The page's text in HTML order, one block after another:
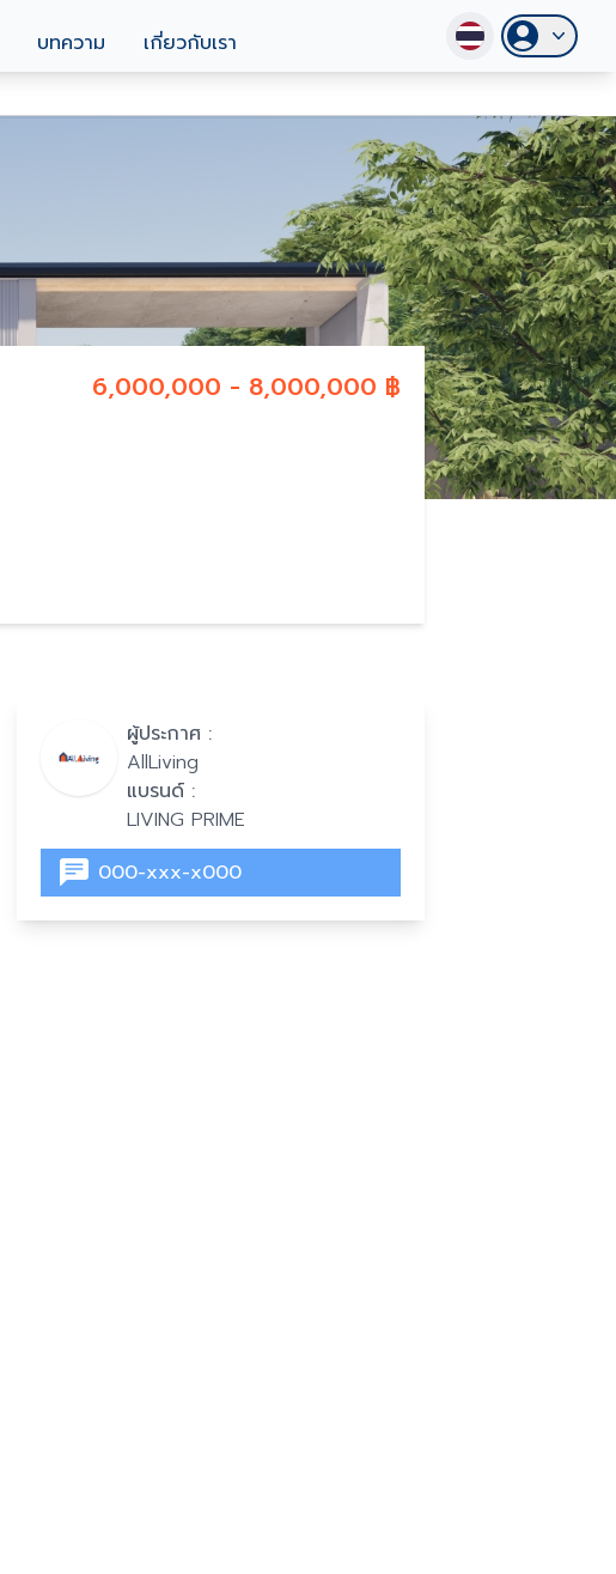
บทความ เกี่ยวกับเรา
6,000,000 - 8,000,000 ฿
ผู้ประกาศ :
AllLiving
แบรนด์ :
LIVING PRIME
000-xxx-x000